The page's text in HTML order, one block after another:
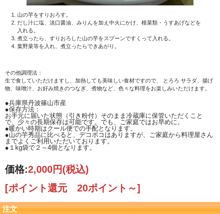
山の芋をすりおろす。
だし汁に塩、淡口醤油、みりんを加え中火にかけ、根菜類・うすあげなどを
入れる。
煮立ったら、すりおろした山の芋をスプーンですくって入れる。
葉野菜等を入れ、煮立ったらできあがり。
その他調理法：
生で食していただけますし、加熱しても美味しい食材ですので、 とろろ サラダ、揚げ
物、味噌汁、お好み焼きのつなぎ、煮物など、色々な料理をお楽しみいただけます。
●兵庫県丹波篠山市産
●保存方法：
お手元に届いた状態（引き粉付）そのまま冷蔵庫に保管いただくこと
で、少々の長期保存は可能です。でも、ご家庭ではお早めに。
●暖かい時期はクール便での手配となります。
●山の芋秀品に比べると、デコボコはありますが、ご家庭から料理屋さん
までよくご利用いただいております。
●１kg袋で２～4個となります。
価格:2,000円(税込)
[ポイント還元 20ポイント～]
注文